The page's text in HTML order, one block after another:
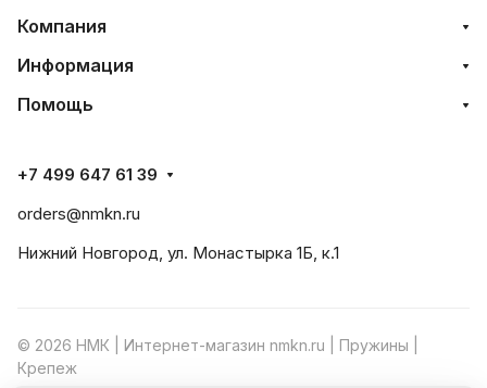
Компания
Информация
Помощь
+7 499 647 61 39
orders@nmkn.ru
Нижний Новгород, ул. Монастырка 1Б, к.1
© 2026 НМК | Интернет-магазин nmkn.ru | Пружины |
Крепеж